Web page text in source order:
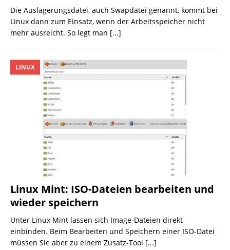
Die Auslagerungsdatei, auch Swapdatei genannt, kommt bei
Linux dann zum Einsatz, wenn der Arbeitsspeicher nicht
mehr ausreicht. So legt man [...]
Linux Mint: ISO-Dateien bearbeiten und
wieder speichern
LINUX
Unter Linux Mint lassen sich Image-Dateien direkt
einbinden. Beim Bearbeiten und Speichern einer ISO-Datei
müssen Sie aber zu einem Zusatz-Tool [...]